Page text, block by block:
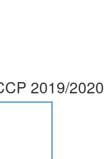
2019/2020